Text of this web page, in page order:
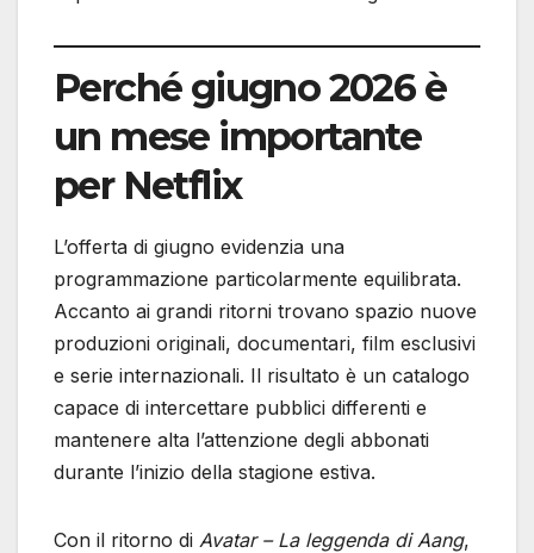
Perché giugno 2026 è
un mese importante
per Netflix
L’offerta di giugno evidenzia una
programmazione particolarmente equilibrata.
Accanto ai grandi ritorni trovano spazio nuove
produzioni originali, documentari, film esclusivi
e serie internazionali. Il risultato è un catalogo
capace di intercettare pubblici differenti e
mantenere alta l’attenzione degli abbonati
durante l’inizio della stagione estiva.
Con il ritorno di Avatar – La leggenda di Aang,